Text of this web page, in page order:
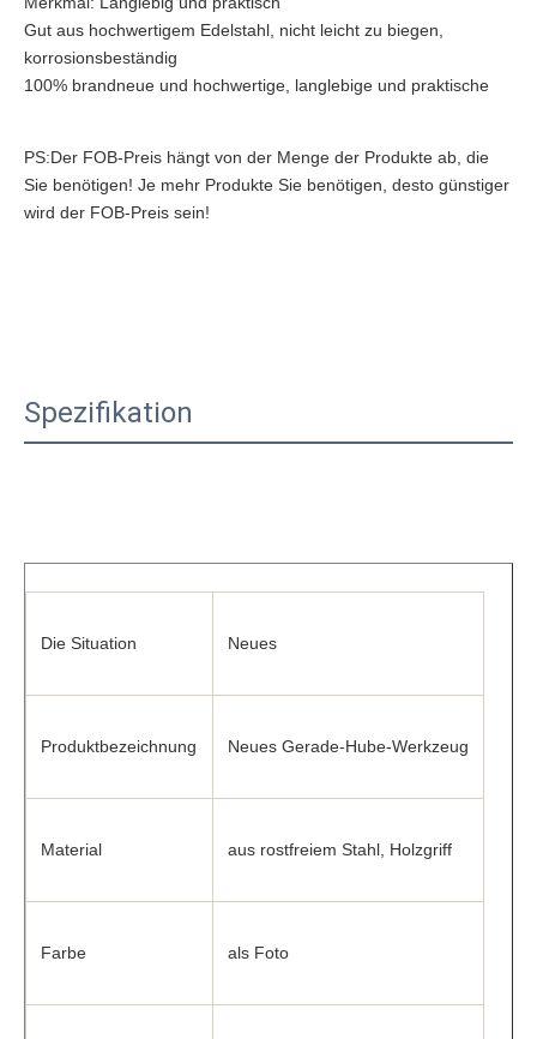
Gut aus hochwertigem Edelstahl, nicht leicht zu biegen,
korrosionsbeständig
100% brandneue und hochwertige, langlebige und praktische
PS:Der FOB-Preis hängt von der Menge der Produkte ab, die
Sie benötigen! Je mehr Produkte Sie benötigen, desto günstiger
wird der FOB-Preis sein!
Spezifikation
Die Situation Neues
Produktbezeichnung Neues Gerade-Hube-Werkzeug
Material aus rostfreiem Stahl, Holzgriff
Farbe als Foto